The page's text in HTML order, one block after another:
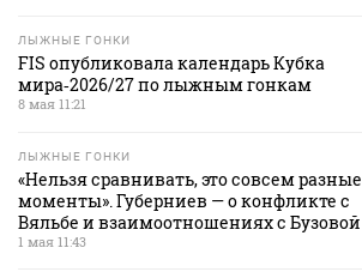
ЛЫЖНЫЕ ГОНКИ
FIS опубликовала календарь Кубка
мира‑2026/27 по лыжным гонкам
8 мая 11:21
ЛЫЖНЫЕ ГОНКИ
«Нельзя сравнивать, это совсем разные
моменты». Губерниев — о конфликте с
Вяльбе и взаимоотношениях с Бузовой
1 мая 11:43